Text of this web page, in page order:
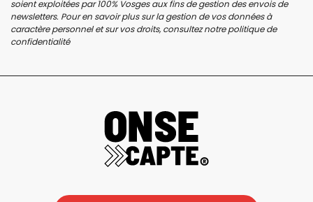
soient exploitées par 100% Vosges aux fins de gestion des envois de
newsletters. Pour en savoir plus sur la gestion de vos données à
caractère personnel et sur vos droits, consultez notrepolitique de
confidentialité